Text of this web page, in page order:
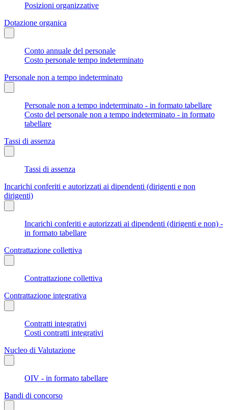
Posizioni organizzative
Dotazione organica
Conto annuale del personale
Costo personale tempo indeterminato
Personale non a tempo indeterminato
Personale non a tempo indeterminato - in formato tabellare
Costo del personale non a tempo indeterminato - in formato
tabellare
Tassi di assenza
Tassi di assenza
Incarichi conferiti e autorizzati ai dipendenti (dirigenti e non
dirigenti)
Incarichi conferiti e autorizzati ai dipendenti (dirigenti e non) -
in formato tabellare
Contrattazione collettiva
Contrattazione collettiva
Contrattazione integrativa
Contratti integrativi
Costi contratti integrativi
Nucleo di Valutazione
OIV - in formato tabellare
Bandi di concorso